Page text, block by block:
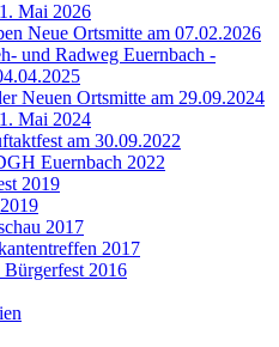
Mai 2026
Neue Ortsmitte am 07.02.2026
und Radweg Euernbach -
Neuen Ortsmitte am 29.09.2024
Mai 2024
am 30.09.2022
Euernbach 2022
2019
2017
2017
2016